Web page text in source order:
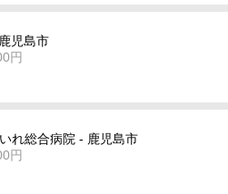
児島市
円
れ総合病院 - 鹿児島市
円